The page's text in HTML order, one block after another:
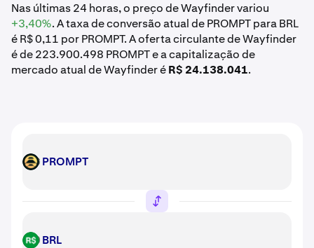
Nas últimas 24 horas, o preço de Wayfinder variou
+3,40%. A taxa de conversão atual de PROMPT para BRL
é R$ 0,11 por PROMPT. A oferta circulante de Wayfinder
é de 223.900.498 PROMPT e a capitalização de
mercado atual de Wayfinder éR$ 24.138.041.
PROMPT PROMPT
BRL BRL